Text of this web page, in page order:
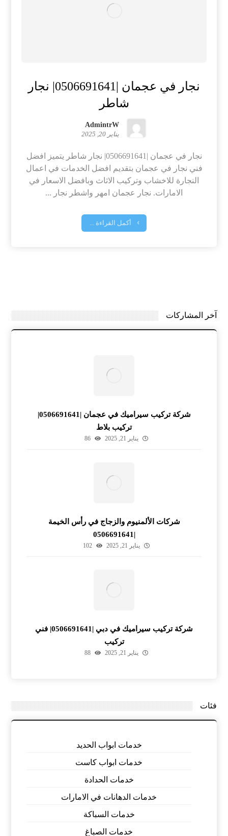
نجار في عجمان |0506691641| نجار
شاطر
AdmintrW
يناير 20, 2025
نجار في عجمان |0506691641| نجار شاطر يتميز افضل
فني نجار في عجمان بتقديم افضل الخدمات في اعمال
النجارة للاخشاب وتركيب الاثاث وبافضل الاسعار في
الامارات. نجار عجمان امهر واشطر نجار ...
أكمل القراءة ...
آخر المشاركات
شركة تركيب سيراميك في عجمان |0506691641|
تركيب بلاط
يناير 21, 2025 86
شركات الألمنيوم والزجاج في رأس الخيمة
|0506691641
يناير 21, 2025 102
شركة تركيب سيراميك في دبي |0506691641| فني
تركيب
يناير 21, 2025 88
فئات
خدمات ابواب الحديد
خدمات ابواب كاست
خدمات الحدادة
خدمات الدهانات في الامارات
خدمات السباكة
خدمات الصباغ